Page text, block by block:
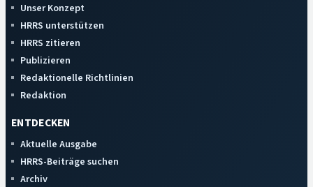
Unser Konzept
HRRS unterstützen
HRRS zitieren
Publizieren
Redaktionelle Richtlinien
Redaktion
ENTDECKEN
Aktuelle Ausgabe
HRRS-Beiträge suchen
Archiv